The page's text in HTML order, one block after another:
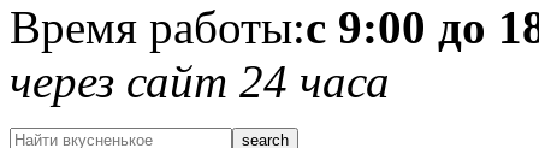
Время работы:с 9:00 до
через сайт 24 часа